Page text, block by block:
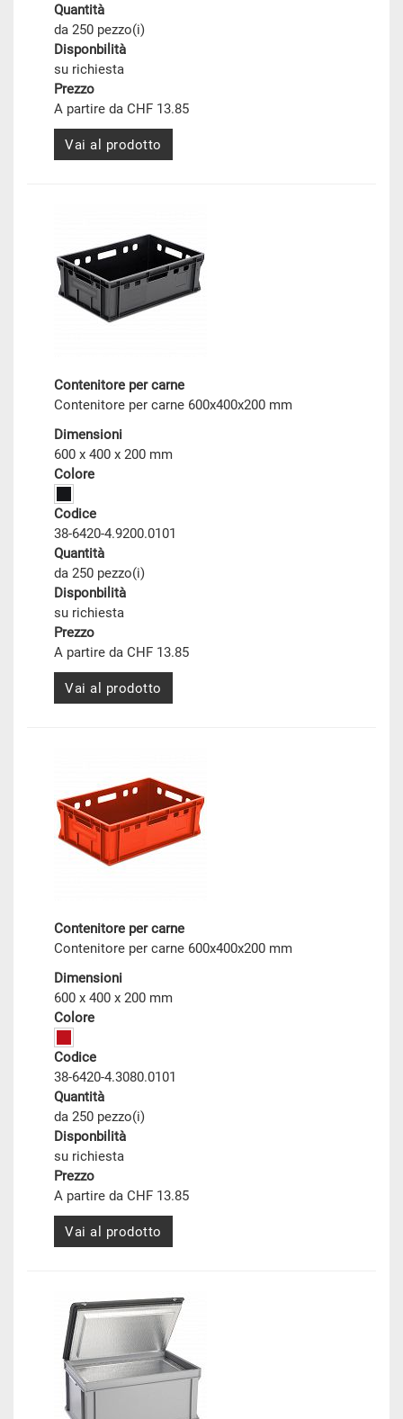
Quantità
da 250 pezzo(i)
Disponbilità
su richiesta
Prezzo
A partire da CHF 13.85
Vai al prodotto
Contenitore per carne
Contenitore per carne 600x400x200 mm
Dimensioni
600 x 400 x 200 mm
Colore
Codice
38-6420-4.9200.0101
Quantità
da 250 pezzo(i)
Disponbilità
su richiesta
Prezzo
A partire da CHF 13.85
Vai al prodotto
Contenitore per carne
Contenitore per carne 600x400x200 mm
Dimensioni
600 x 400 x 200 mm
Colore
Codice
38-6420-4.3080.0101
Quantità
da 250 pezzo(i)
Disponbilità
su richiesta
Prezzo
A partire da CHF 13.85
Vai al prodotto